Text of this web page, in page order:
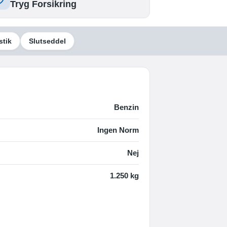
Tryg Forsikring
Slutseddel
Benzin
Ingen Norm
Nej
1.250 kg